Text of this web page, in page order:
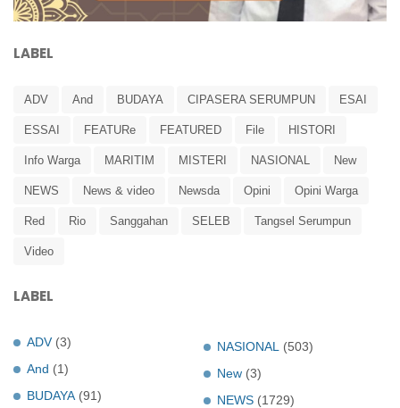
LABEL
ADV And BUDAYA CIPASERA SERUMPUN ESAI
ESSAI FEATURe FEATURED File HISTORI
Info Warga MARITIM MISTERI NASIONAL New
NEWS News & video Newsda Opini Opini Warga
Red Rio Sanggahan SELEB Tangsel Serumpun
Video
LABEL
ADV (3)
And (1)
BUDAYA (91)
NASIONAL
(503)
New (3)
NEWS (1729)